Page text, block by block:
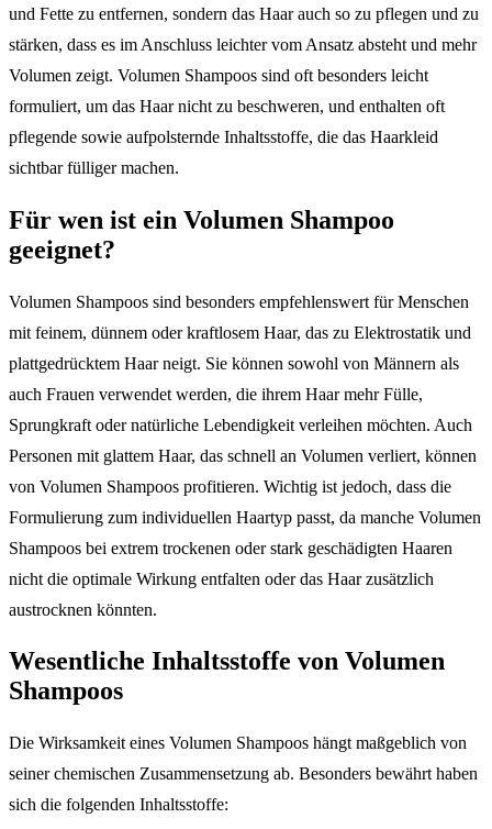
und Fette zu entfernen, sondern das Haar auch so zu pflegen und zu
stärken, dass es im Anschluss leichter vom Ansatz absteht und mehr
Volumen zeigt. Volumen Shampoos sind oft besonders leicht
formuliert, um das Haar nicht zu beschweren, und enthalten oft
pflegende sowie aufpolsternde Inhaltsstoffe, die das Haarkleid
sichtbar fülliger machen.
Für wen ist ein Volumen Shampoo
geeignet?
Volumen Shampoos sind besonders empfehlenswert für Menschen
mit feinem, dünnem oder kraftlosem Haar, das zu Elektrostatik und
plattgedrücktem Haar neigt. Sie können sowohl von Männern als
auch Frauen verwendet werden, die ihrem Haar mehr Fülle,
Sprungkraft oder natürliche Lebendigkeit verleihen möchten. Auch
Personen mit glattem Haar, das schnell an Volumen verliert, können
von Volumen Shampoos profitieren. Wichtig ist jedoch, dass die
Formulierung zum individuellen Haartyp passt, da manche Volumen
Shampoos bei extrem trockenen oder stark geschädigten Haaren
nicht die optimale Wirkung entfalten oder das Haar zusätzlich
austrocknen könnten.
Wesentliche Inhaltsstoffe von Volumen
Shampoos
Die Wirksamkeit eines Volumen Shampoos hängt maßgeblich von
seiner chemischen Zusammensetzung ab. Besonders bewährt haben
sich die folgenden Inhaltsstoffe: